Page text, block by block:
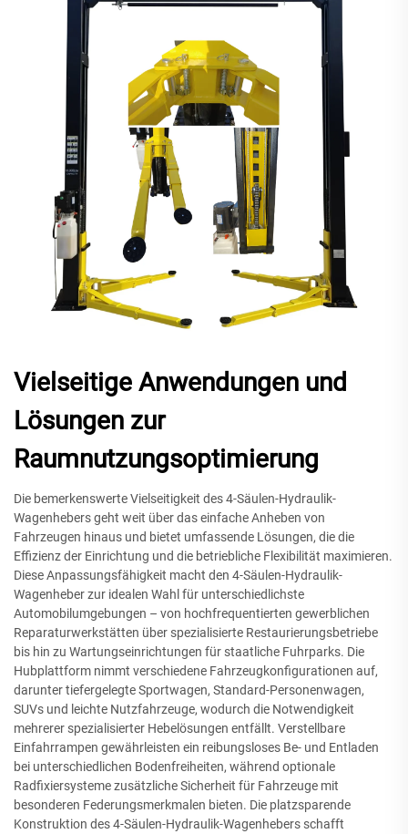
Vielseitige Anwendungen und
Lösungen zur
Raumnutzungsoptimierung
Die bemerkenswerte Vielseitigkeit des 4-Säulen-Hydraulik-
Wagenhebers geht weit über das einfache Anheben von
Fahrzeugen hinaus und bietet umfassende Lösungen, die die
Effizienz der Einrichtung und die betriebliche Flexibilität maximieren.
Diese Anpassungsfähigkeit macht den 4-Säulen-Hydraulik-
Wagenheber zur idealen Wahl für unterschiedlichste
Automobilumgebungen – von hochfrequentierten gewerblichen
Reparaturwerkstätten über spezialisierte Restaurierungsbetriebe
bis hin zu Wartungseinrichtungen für staatliche Fuhrparks. Die
Hubplattform nimmt verschiedene Fahrzeugkonfigurationen auf,
darunter tiefergelegte Sportwagen, Standard-Personenwagen,
SUVs und leichte Nutzfahrzeuge, wodurch die Notwendigkeit
mehrerer spezialisierter Hebelösungen entfällt. Verstellbare
Einfahrrampen gewährleisten ein reibungsloses Be- und Entladen
bei unterschiedlichen Bodenfreiheiten, während optionale
Radfixiersysteme zusätzliche Sicherheit für Fahrzeuge mit
besonderen Federungsmerkmalen bieten. Die platzsparende
Konstruktion des 4-Säulen-Hydraulik-Wagenhebers schafft